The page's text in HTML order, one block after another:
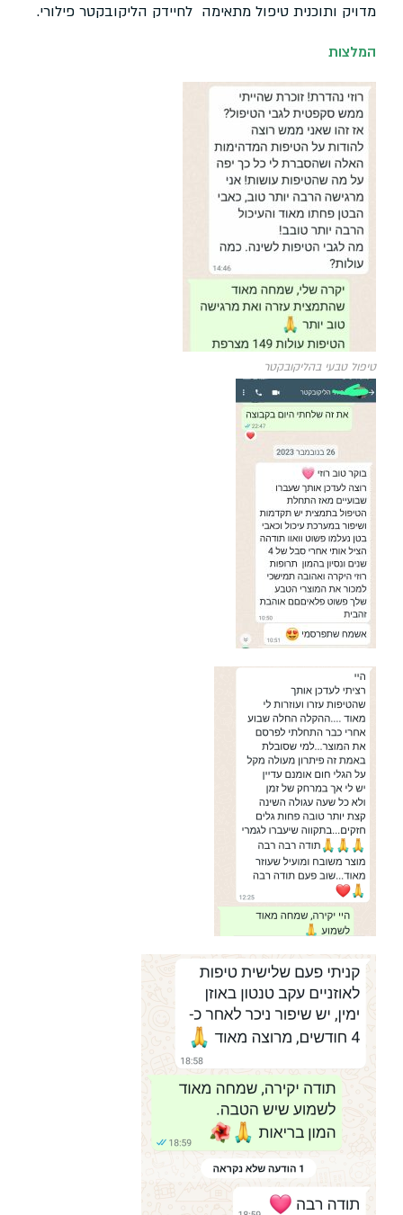
מדויק ותוכנית טיפול מתאימה לחיידק הליקובקטר פילורי.
המלצות
טיפול טבעי בהליקובקטר